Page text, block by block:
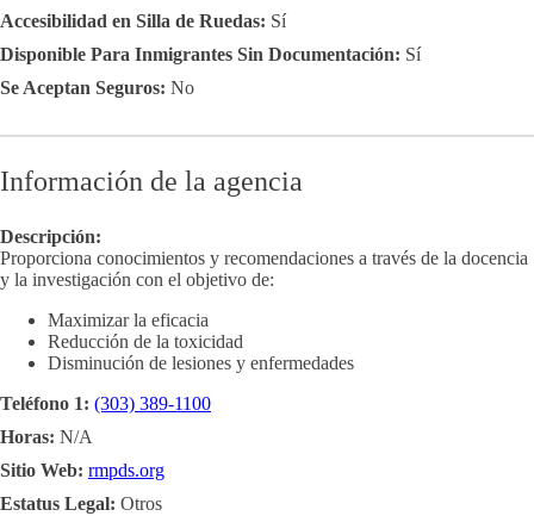
Accesibilidad en Silla de Ruedas: Sí
Disponible Para Inmigrantes Sin Documentación: Sí
Se Aceptan Seguros: No
Información de la agencia
Descripción:
Proporciona conocimientos y recomendaciones a través de la docencia
y la investigación con el objetivo de:
Maximizar la eficacia
Reducción de la toxicidad
Disminución de lesiones y enfermedades
Teléfono 1: (303) 389-1100
Horas: N/A
Sitio Web: rmpds.org
Estatus Legal: Otros